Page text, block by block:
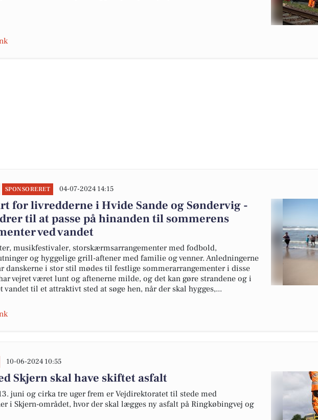
SPONSORERET 04-07-2024 14:15
for livredderne i Hvide Sande og Søndervig -
til at passe på hinanden til sommerens
ved vandet
musikfestivaler, storskærmsarrangementer med fodbold,
og hyggelige grill-aftener med familie og venner. Anledningerne
danskerne i stor stil mødes til festlige sommerarrangementer i disse
vejret været lunt og aftenerne milde, og det kan gøre strandene og i
vandet til et attraktivt sted at søge hen, når der skal hygges,...
10-06-2024 10:55
Skjern skal have skiftet asfalt
juni og cirka tre uger frem er Vejdirektoratet til stede med
i Skjern-området, hvor der skal lægges ny asfalt på Ringkøbingvej og